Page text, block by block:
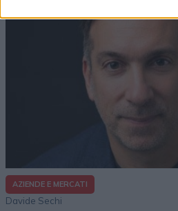
AZIENDE E MERCATI
Davide Sechi